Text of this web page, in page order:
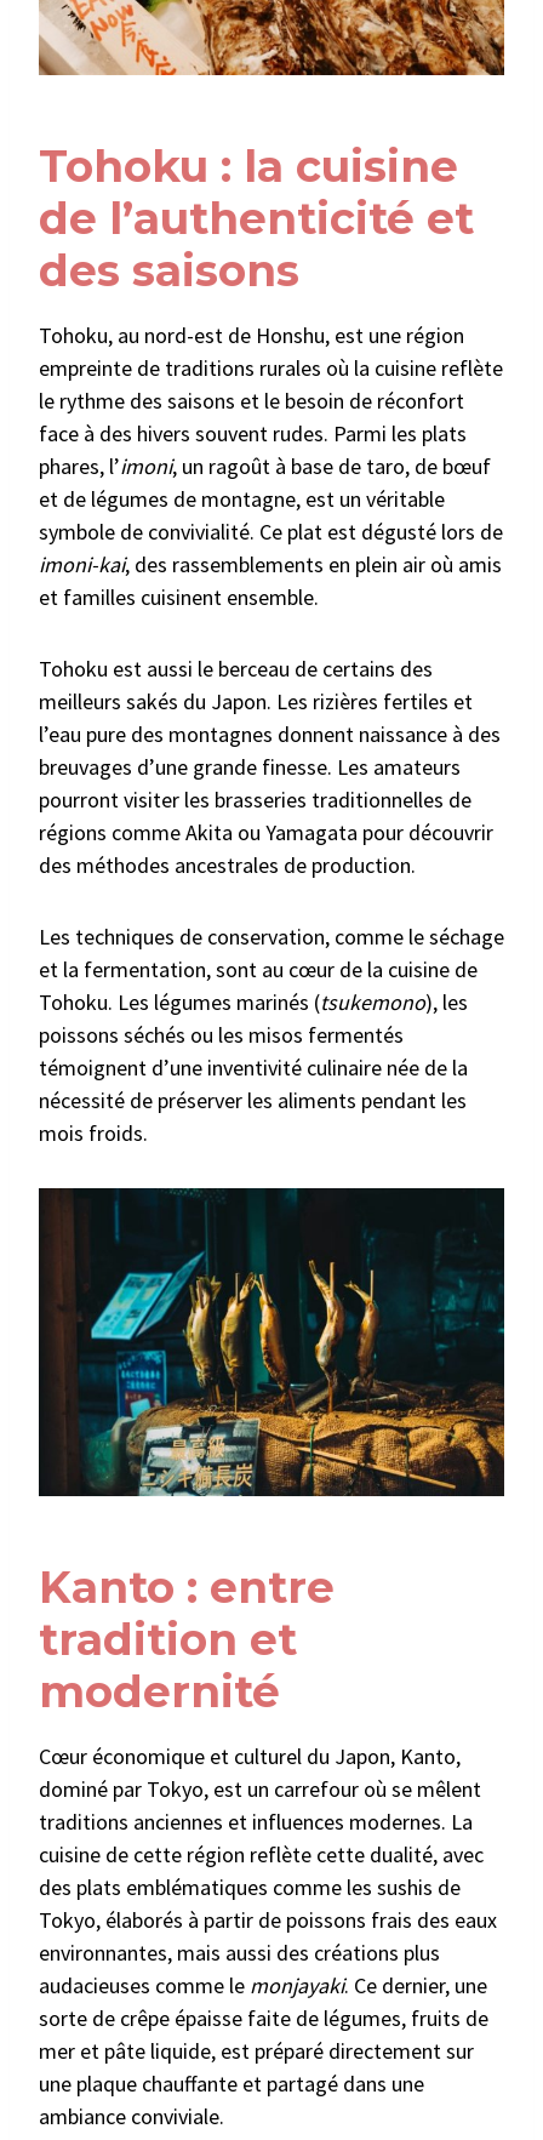
Tohoku : la cuisine
de l’authenticité et
des saisons
Tohoku, au nord-est de Honshu, est une région
empreinte de traditions rurales où la cuisine reflète
le rythme des saisons et le besoin de réconfort
face à des hivers souvent rudes. Parmi les plats
phares, l’imoni, un ragoût à base de taro, de bœuf
et de légumes de montagne, est un véritable
symbole de convivialité. Ce plat est dégusté lors de
imoni-kai, des rassemblements en plein air où amis
et familles cuisinent ensemble.
Tohoku est aussi le berceau de certains des
meilleurs sakés du Japon. Les rizières fertiles et
l’eau pure des montagnes donnent naissance à des
breuvages d’une grande finesse. Les amateurs
pourront visiter les brasseries traditionnelles de
régions comme Akita ou Yamagata pour découvrir
des méthodes ancestrales de production.
Les techniques de conservation, comme le séchage
et la fermentation, sont au cœur de la cuisine de
Tohoku. Les légumes marinés (tsukemono), les
poissons séchés ou les misos fermentés
témoignent d’une inventivité culinaire née de la
nécessité de préserver les aliments pendant les
mois froids.
Kanto : entre
tradition et
modernité
Cœur économique et culturel du Japon, Kanto,
dominé par Tokyo, est un carrefour où se mêlent
traditions anciennes et influences modernes. La
cuisine de cette région reflète cette dualité, avec
des plats emblématiques comme les sushis de
Tokyo, élaborés à partir de poissons frais des eaux
environnantes, mais aussi des créations plus
audacieuses comme le monjayaki. Ce dernier, une
sorte de crêpe épaisse faite de légumes, fruits de
mer et pâte liquide, est préparé directement sur
une plaque chauffante et partagé dans une
ambiance conviviale.